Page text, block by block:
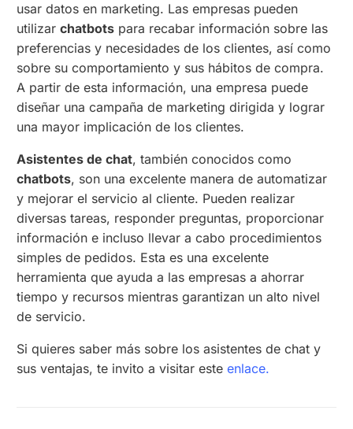
usar datos en marketing. Las empresas pueden
utilizarchatbots para recabar información sobre las
preferencias y necesidades de los clientes, así como
sobre su comportamiento y sus hábitos de compra.
A partir de esta información, una empresa puede
diseñar una campaña de marketing dirigida y lograr
una mayor implicación de los clientes.
Asistentes de chat, también conocidos como
chatbots, son una excelente manera de automatizar
y mejorar el servicio al cliente. Pueden realizar
diversas tareas, responder preguntas, proporcionar
información e incluso llevar a cabo procedimientos
simples de pedidos. Esta es una excelente
herramienta que ayuda a las empresas a ahorrar
tiempo y recursos mientras garantizan un alto nivel
de servicio.
Si quieres saber más sobre los asistentes de chat y
sus ventajas, te invito a visitar esteenlace.